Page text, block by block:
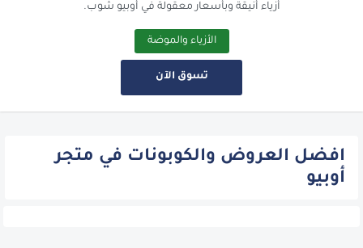
أزياء أنيقة وبأسعار معقولة في أوبيو شوب.
الأزياء والموضة
تسوق الآن
افضل العروض والكوبونات في متجر
أوبيو